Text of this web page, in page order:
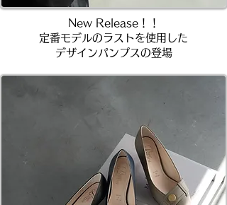
New Release！！
定番モデルのラストを使用した
デザインパンプスの登場